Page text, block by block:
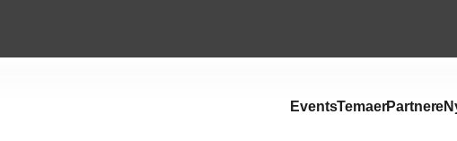
EventsTemaerPartnere